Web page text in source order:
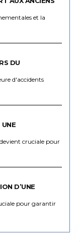
et la
DU
d'accidents
cruciale pour
D’UNE
pour garantir